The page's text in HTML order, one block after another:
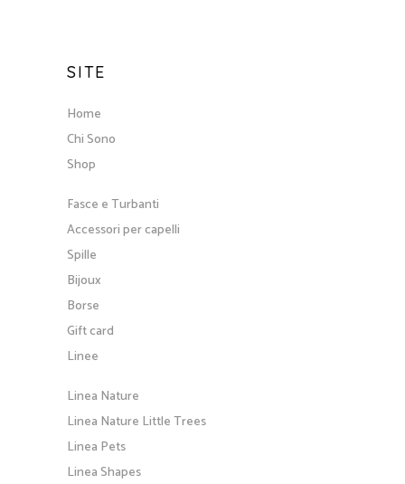
SITE
Home
Chi Sono
Shop
Fasce e Turbanti
Accessori per capelli
Spille
Bijoux
Borse
Gift card
Linee
Linea Nature
Linea Nature Little Trees
Linea Pets
Linea Shapes